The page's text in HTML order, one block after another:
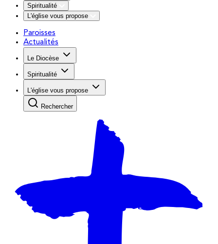
Spiritualité
L'église vous propose
Paroisses
Actualités
Le Diocèse
Spiritualité
L'église vous propose
Rechercher